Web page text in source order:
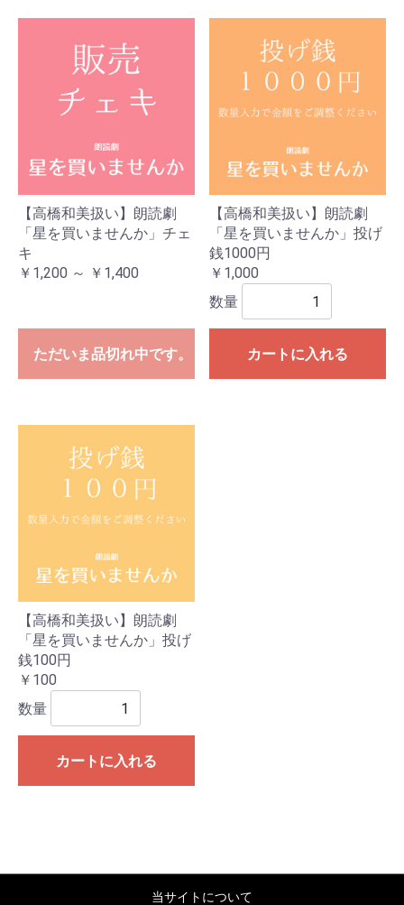
【高橋和美扱い】朗読劇
「星を買いませんか」チェ
キ
￥1,200 ～ ￥1,400
ただいま品切れ中です。
【高橋和美扱い】朗読劇
「星を買いませんか」投げ
銭1000円
￥1,000
数量
カートに入れる
【高橋和美扱い】朗読劇
「星を買いませんか」投げ
銭100円
￥100
数量
カートに入れる
当サイトについて